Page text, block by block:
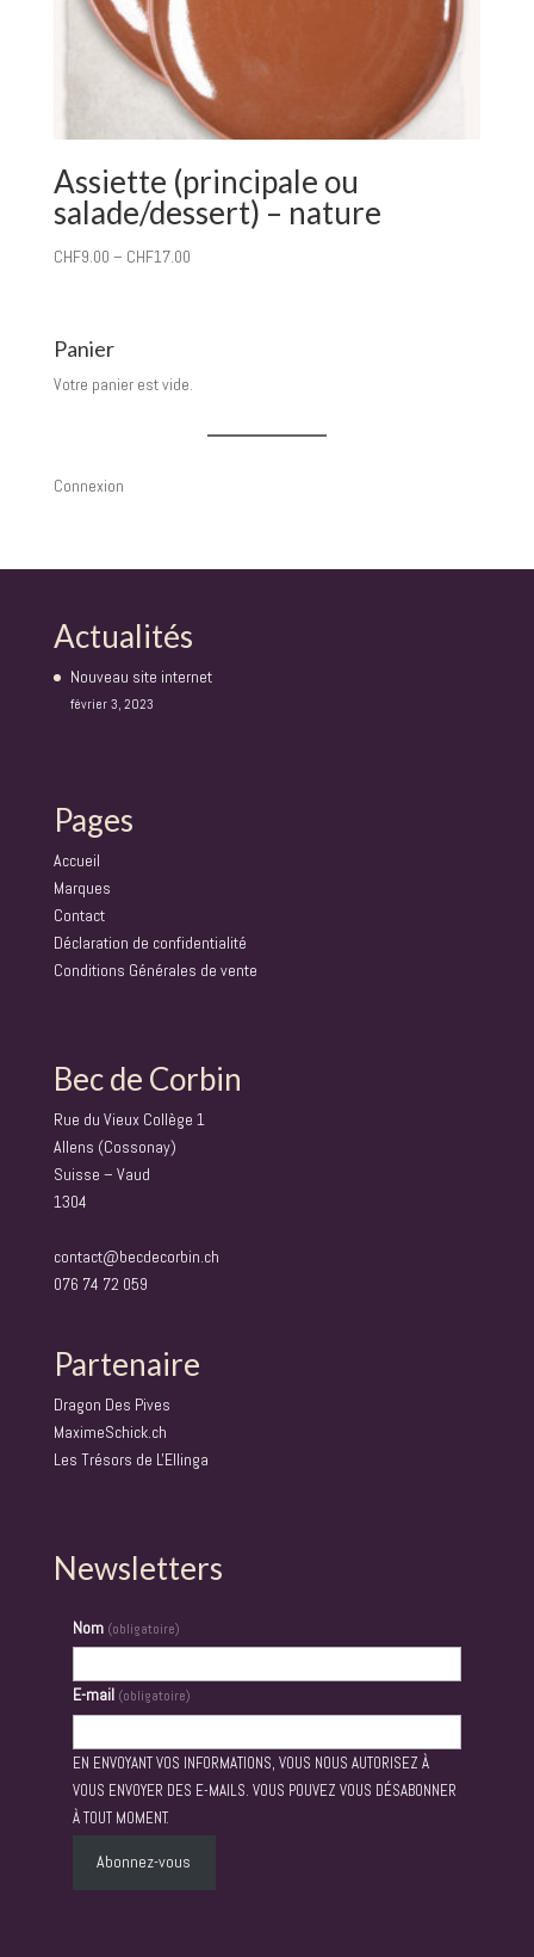
Assiette (principale ou
salade/dessert) – nature
CHF9.00 – CHF17.00
Panier
Votre panier est vide.
Connexion
Actualités
Nouveau site internet
février 3, 2023
Pages
Accueil
Marques
Contact
Déclaration de confidentialité
Conditions Générales de vente
Bec de Corbin
Rue du Vieux Collège 1
Allens (Cossonay)
Suisse – Vaud
1304
contact@becdecorbin.ch
076 74 72 059
Partenaire
Dragon Des Pives
MaximeSchick.ch
Les Trésors de L'Ellinga
Newsletters
Nom (obligatoire)
E-mail (obligatoire)
EN ENVOYANT VOS INFORMATIONS, VOUS NOUS AUTORISEZ À
VOUS ENVOYER DES E-MAILS. VOUS POUVEZ VOUS DÉSABONNER
À TOUT MOMENT.
Abonnez-vous